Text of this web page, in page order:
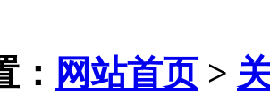
： 网站首页>